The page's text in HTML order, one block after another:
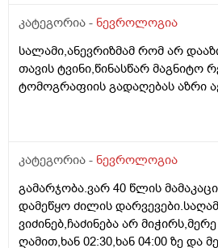
ყველაფერი თითქოს გიჟდები,
სამყაროს აღქმა მაინც ისევ ისეა
ან ხოარ გამძაფრდება უფრო
კატეგორია - ნევროლოგია
სალამი,ანევრიზმამ რომ არ
თავის ტვინი,წინასწარ მაგნიტო
ტომოგრაფიის გადაღებას აზრი
კატეგორია - ნევროლოგია
გამარჯობა.ვარ 40 წლის
დამეწყო ძილის
ვიძინებ,ჩაძინება არ
ღამით,ხან 02:30,ხან 04:00 ზე და